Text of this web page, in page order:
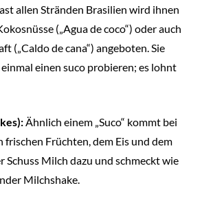
allen Stränden Brasilien wird ihnen
(„Agua de coco“) oder auch
(„Caldo de cana“) angeboten. Sie
einen suco probieren; es lohnt
Ähnlich einem „Suco“ kommt bei
frischen Früchten, dem Eis und dem
Schuss Milch dazu und schmeckt wie
Milchshake.